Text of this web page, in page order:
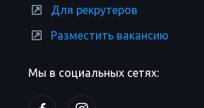
Мы в социальных сетях:
Для рекрутеров
Разместить вакансию